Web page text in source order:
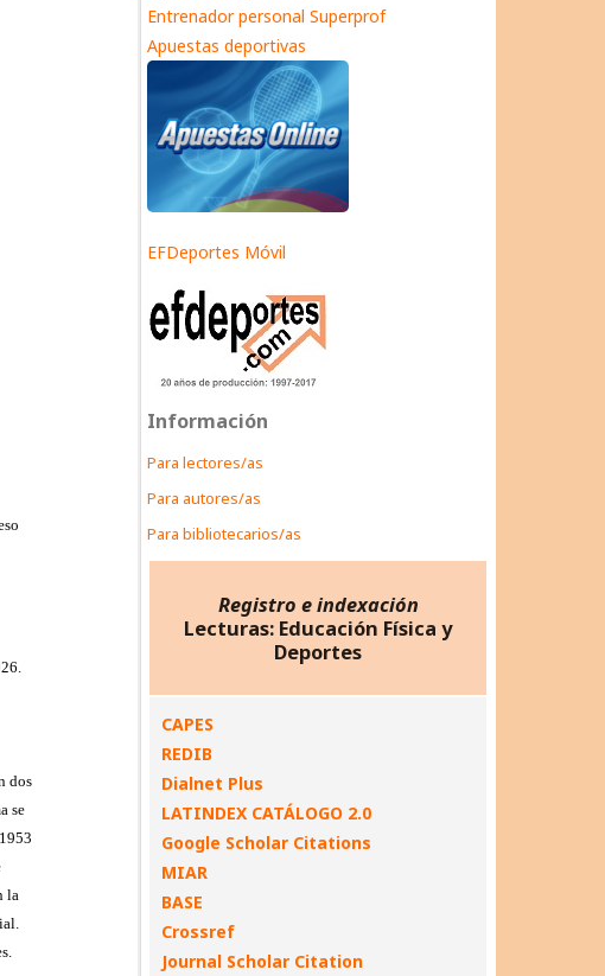
Entrenador personal Superprof
Apuestas deportivas
EFDeportes Móvil
Información
Para lectores/as
Para autores/as
Para bibliotecarios/as
Registro e indexación
Lecturas: Educación Física y
Deportes
CAPES
REDIB
Dialnet Plus
LATINDEX CATÁLOGO 2.0
Google Scholar Citations
MIAR
BASE
Crossref
Journal Scholar Citation